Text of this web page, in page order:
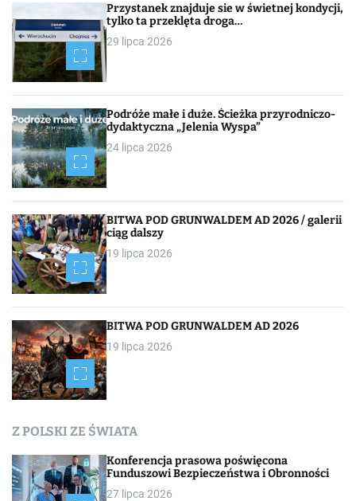
Przystanek znajduje sie w świetnej kondycji,
tylko ta przeklęta droga…
29 lipca 2026
Podróże małe i duże. Ścieżka przyrodniczo-
dydaktyczna „Jelenia Wyspa”
24 lipca 2026
BITWA POD GRUNWALDEM AD 2026 / galerii
ciąg dalszy
19 lipca 2026
BITWA POD GRUNWALDEM AD 2026
19 lipca 2026
Z POLSKI ZE ŚWIATA
Konferencja prasowa poświęcona
Funduszowi Bezpieczeństwa i Obronności
27 lipca 2026